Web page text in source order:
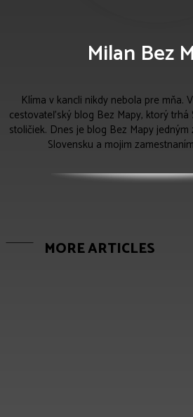
Milan Bez
Klíma v kancli nikdy nebola pre mňa.
cestovateľský blog Bez Mapy, ktorý trhá
stoličiek. Dnes je blog Bez Mapy
Slovensku a mojim
MORE ARTICLES